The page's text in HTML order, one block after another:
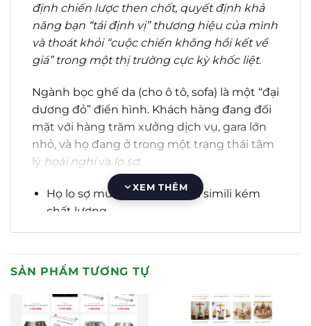
định chiến lược then chốt, quyết định khả
năng bạn “tái định vị” thương hiệu của mình
và thoát khỏi “cuộc chiến không hồi kết về
giá” trong một thị trường cực kỳ khốc liệt.
Ngành bọc ghế da (cho ô tô, sofa) là một “đại
dương đỏ” điển hình. Khách hàng đang đối
mặt với hàng trăm xưởng dịch vụ, gara lớn
nhỏ, và họ đang ở trong một trạng thái tâm
lý hoài nghivà lo sợ:
Họ lo sợ mua phải da giả, da simili kém
chất lượng.
Họ lo sợ về tay nghề thợ: “Thi công có ẩu
làm hỏng xe/ghế của tôi không?”
Họ lo sợ về bảo hành: “Bong tróc, nổ da ai
sẽ chịu trách nhiệm?”
XEM THÊM
SẢN PHẨM TƯƠNG TỰ